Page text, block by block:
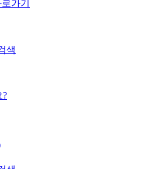
가기
색
?